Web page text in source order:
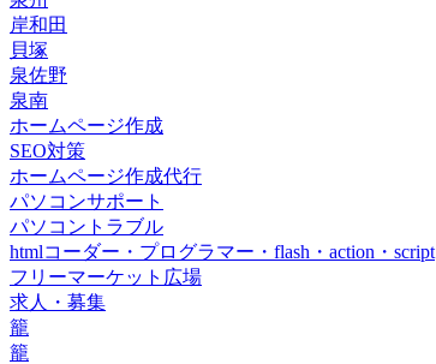
岸和田
貝塚
泉佐野
泉南
ホームページ作成
SEO対策
ホームページ作成代行
パソコンサポート
パソコントラブル
htmlコーダー・プログラマー・flash・action・script
フリーマーケット広場
求人・募集
籠
籠